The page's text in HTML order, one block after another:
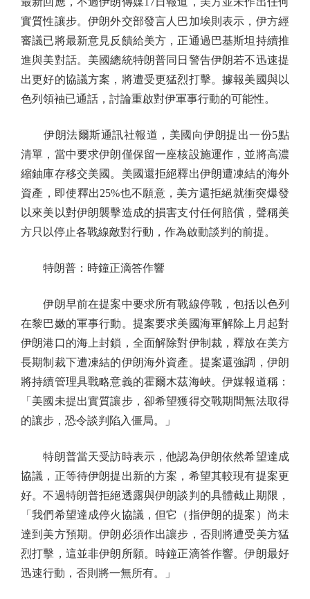
實質性讓步。伊朗外交部發言人巴加埃則表示，伊方經
審議已將最新意見反饋給美方，正通過巴基斯坦持續推
進與美對話。美國總統特朗普同日警告伊朗若不迅速提
出更好的協議方案，將遭受更猛烈打擊。據報美國與以
色列領袖已通話，討論重啟對伊軍事行動的可能性。
伊朗法爾斯通訊社報道，美國向伊朗提出一份5點
清單，當中要求伊朗僅保留一座核設施運作，並將高濃
縮鈾庫存移交美國。美國還拒絕釋出伊朗遭凍結的海外
資產，即使釋出25%也不願意，美方還拒絕就衝突爆發
以來美以對伊朗襲擊造成的損害支付任何賠償，聲稱美
方只以停止各戰線敵對行動，作為啟動談判的前提。
特朗普：時鐘正滴答作響
伊朗早前在提案中要求所有戰線停戰，包括以色列
在黎巴嫩的軍事行動。提案要求美國海軍解除上月起對
伊朗港口的海上封鎖，全面解除對伊制裁，釋放在美方
長期制裁下遭凍結的伊朗海外資產。提案還強調，伊朗
將持續管理具戰略意義的霍爾木茲海峽。伊媒報道稱：
「美國未提出實質讓步，卻希望獲得交戰期間無法取得
的讓步，恐令談判陷入僵局。」
特朗普當天受訪時表示，他認為伊朗依然希望達成
協議，正等待伊朗提出新的方案，希望其較現有提案更
好。不過特朗普拒絕透露與伊朗談判的具體截止期限，
「我們希望達成停火協議，但它（指伊朗的提案）尚未
達到美方預期。伊朗必須作出讓步，否則將遭受美方猛
烈打擊，這並非伊朗所願。時鐘正滴答作響。伊朗最好
迅速行動，否則將一無所有。」